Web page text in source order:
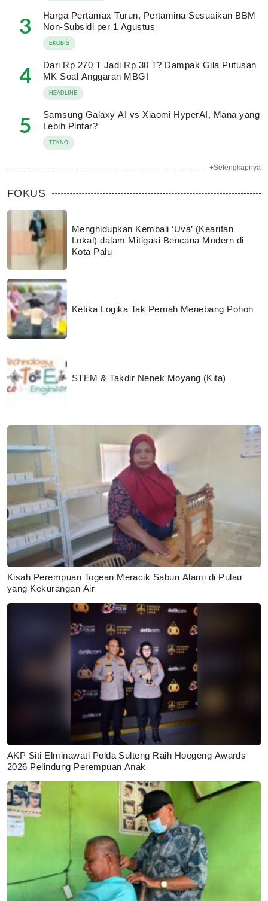
3
Harga Pertamax Turun, Pertamina Sesuaikan BBM
Non-Subsidi per 1 Agustus
EKOBIS
4
Dari Rp 270 T Jadi Rp 30 T? Dampak Gila Putusan
MK Soal Anggaran MBG!
HEADLINE
5
Samsung Galaxy AI vs Xiaomi HyperAI, Mana yang
Lebih Pintar?
TEKNO
+Selengkapnya
FOKUS
Menghidupkan Kembali ‘Uva’ (Kearifan
Lokal) dalam Mitigasi Bencana Modern di
Kota Palu
Ketika Logika Tak Pernah Menebang Pohon
STEM & Takdir Nenek Moyang (Kita)
Kisah Perempuan Togean Meracik Sabun Alami di Pulau
yang Kekurangan Air
AKP Siti Elminawati Polda Sulteng Raih Hoegeng Awards
2026 Pelindung Perempuan Anak